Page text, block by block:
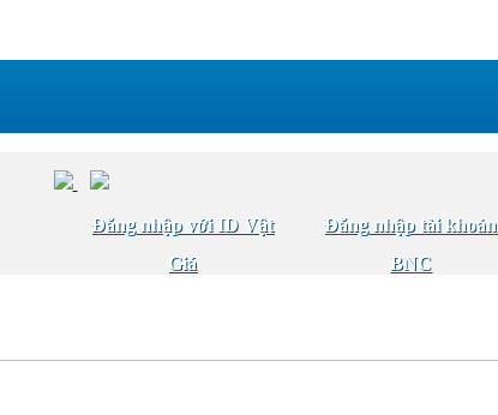
Đăng nhập với ID Vật
Giá
Đăng nhập tài khoản
BNC